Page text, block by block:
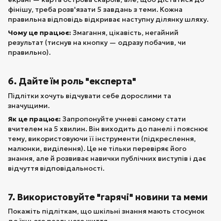
фінішу, треба розв'язати 5 завдань з теми. Кожна
правильна відповідь відкриває наступну ділянку шляху.
Чому це працює: Змагання, цікавість, негайний
результат (тиснув на кнопку — одразу побачив, чи
правильно).
6. Дайте їм роль "експерта"
Підлітки хочуть відчувати себе дорослими та
значущими.
Як це працює: Запропонуйте учневі самому стати
вчителем на 5 хвилин. Він виходить до панелі і пояснює
тему, використовуючи її інструменти (підкреслення,
малюнки, виділення). Це не тільки перевіряє його
знання, але й розвиває навички публічних виступів і дає
відчуття відповідальності.
7. Використовуйте "гарячі" новини та меми
Покажіть підліткам, що шкільні знання мають стосунок